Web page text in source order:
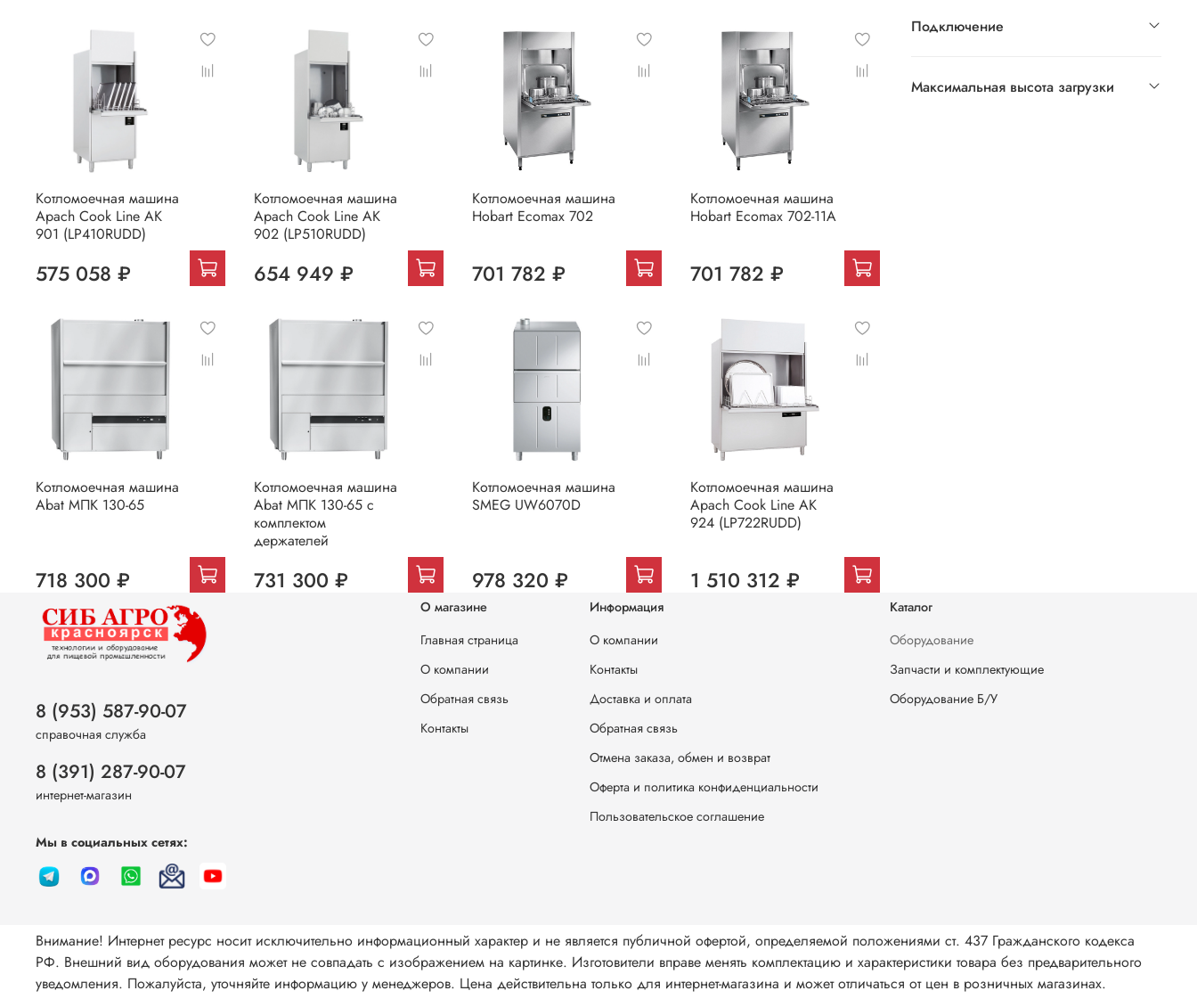
Котломоечная машина
Apach Cook Line AK
901 (LP410RUDD)
575 058 ₽
Котломоечная машина
Apach Cook Line AK
902 (LP510RUDD)
654 949 ₽
Котломоечная машина
Hobart Ecomax 702
701 782 ₽
Котломоечная машина
Hobart Ecomax 702-11A
701 782 ₽
Котломоечная машина
Abat МПК 130-65
718 300 ₽
Котломоечная машина
Abat МПК 130-65 с
комплектом
держателей
731 300 ₽
Котломоечная машина
SMEG UW6070D
978 320 ₽
Котломоечная машина
Apach Cook Line AK
924 (LP722RUDD)
1 510 312 ₽
Подключение
Максимальная высота загрузки
О магазине
Главная страница
О компании
Обратная связь
Контакты
Информация
О компании
Контакты
Доставка и оплата
Обратная связь
Отмена заказа, обмен и возврат
Оферта и политика конфиденциальности
Пользовательское соглашение
Каталог
Оборудование
Запчасти и комплектующие
Оборудование Б/У
8 (953) 587-90-07
справочная служба
8 (391) 287-90-07
интернет-магазин
Мы в социальных сетях:
Внимание! Интернет ресурс носит исключительно информационный характер и не является публичной офертой, определяемой положениями ст. 437 Гражданского кодекса
РФ. Внешний вид оборудования может не совпадать с изображением на картинке. Изготовители вправе менять комплектацию и характеристики товара без предварительного
уведомления. Пожалуйста, уточняйте информацию у менеджеров. Цена действительна только для интернет-магазина и может отличаться от цен в розничных магазинах.